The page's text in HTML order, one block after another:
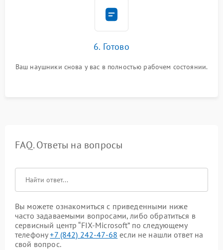
6. Готово
Ваш наушники снова у вас в полностью рабочем состоянии.
FAQ. Ответы на вопросы
Вы можете ознакомиться с приведенными ниже
часто задаваемыми вопросами, либо обратиться в
сервисный центр “FIX-Microsoft” по следующему
телефону+7 (842) 242-47-68 если не нашли ответ на
свой вопрос.